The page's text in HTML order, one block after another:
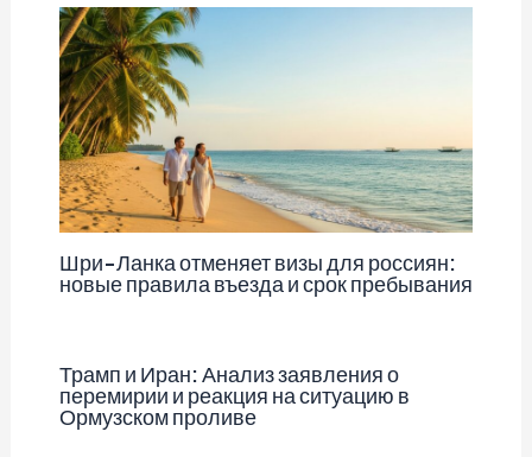
Шри-Ланка отменяет визы для россиян:
новые правила въезда и срок пребывания
Трамп и Иран: Анализ заявления о
перемирии и реакция на ситуацию в
Ормузском проливе